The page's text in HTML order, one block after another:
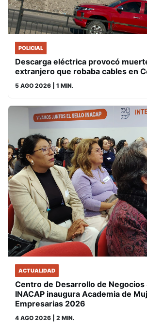
POLICIAL
Descarga eléctrica provocó
extranjero que robaba cables en
5 AGO 2026 | 1 MIN.
ACTUALIDAD
Centro de Desarrollo de
INACAP inaugura Academia de
Empresarias 2026
4 AGO 2026 | 2 MIN.